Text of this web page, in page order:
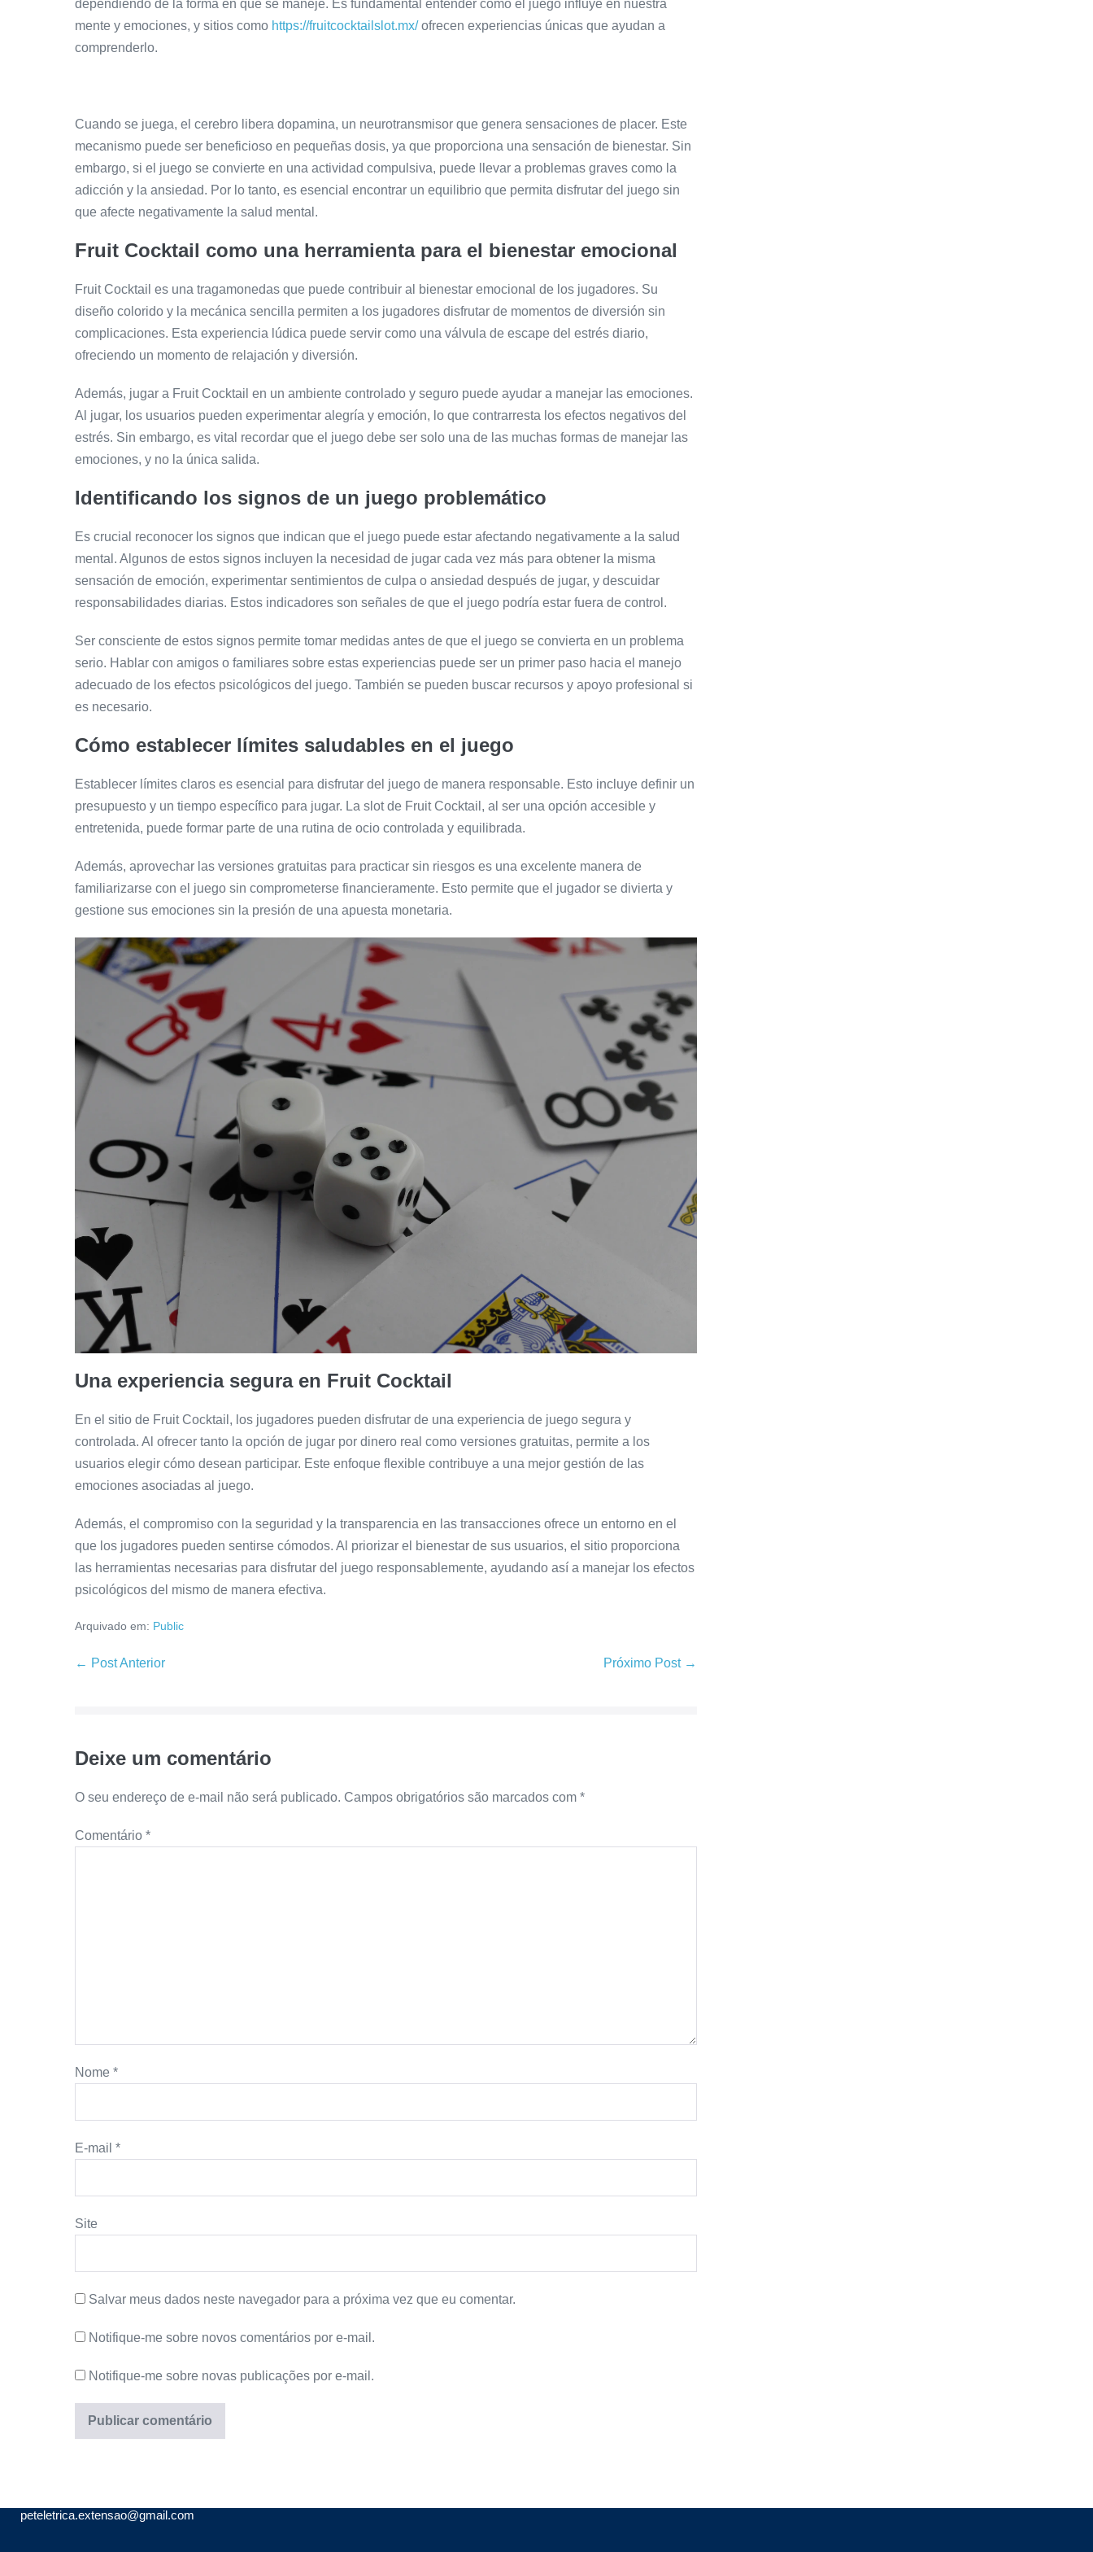
dependiendo de la forma en que se maneje. Es fundamental entender cómo el juego influye en nuestra
mente y emociones, y sitios como https://fruitcocktailslot.mx/ofrecen experiencias únicas que ayudan a
comprenderlo.
Cuando se juega, el cerebro libera dopamina, un neurotransmisor que genera sensaciones de placer. Este
mecanismo puede ser beneficioso en pequeñas dosis, ya que proporciona una sensación de bienestar. Sin
embargo, si el juego se convierte en una actividad compulsiva, puede llevar a problemas graves como la
adicción y la ansiedad. Por lo tanto, es esencial encontrar un equilibrio que permita disfrutar del juego sin
que afecte negativamente la salud mental.
Fruit Cocktail como una herramienta para el bienestar emocional
Fruit Cocktail es una tragamonedas que puede contribuir al bienestar emocional de los jugadores. Su
diseño colorido y la mecánica sencilla permiten a los jugadores disfrutar de momentos de diversión sin
complicaciones. Esta experiencia lúdica puede servir como una válvula de escape del estrés diario,
ofreciendo un momento de relajación y diversión.
Además, jugar a Fruit Cocktail en un ambiente controlado y seguro puede ayudar a manejar las emociones.
Al jugar, los usuarios pueden experimentar alegría y emoción, lo que contrarresta los efectos negativos del
estrés. Sin embargo, es vital recordar que el juego debe ser solo una de las muchas formas de manejar las
emociones, y no la única salida.
Identificando los signos de un juego problemático
Es crucial reconocer los signos que indican que el juego puede estar afectando negativamente a la salud
mental. Algunos de estos signos incluyen la necesidad de jugar cada vez más para obtener la misma
sensación de emoción, experimentar sentimientos de culpa o ansiedad después de jugar, y descuidar
responsabilidades diarias. Estos indicadores son señales de que el juego podría estar fuera de control.
Ser consciente de estos signos permite tomar medidas antes de que el juego se convierta en un problema
serio. Hablar con amigos o familiares sobre estas experiencias puede ser un primer paso hacia el manejo
adecuado de los efectos psicológicos del juego. También se pueden buscar recursos y apoyo profesional si
es necesario.
Cómo establecer límites saludables en el juego
Establecer límites claros es esencial para disfrutar del juego de manera responsable. Esto incluye definir un
presupuesto y un tiempo específico para jugar. La slot de Fruit Cocktail, al ser una opción accesible y
entretenida, puede formar parte de una rutina de ocio controlada y equilibrada.
Además, aprovechar las versiones gratuitas para practicar sin riesgos es una excelente manera de
familiarizarse con el juego sin comprometerse financieramente. Esto permite que el jugador se divierta y
gestione sus emociones sin la presión de una apuesta monetaria.
Una experiencia segura en Fruit Cocktail
En el sitio de Fruit Cocktail, los jugadores pueden disfrutar de una experiencia de juego segura y
controlada. Al ofrecer tanto la opción de jugar por dinero real como versiones gratuitas, permite a los
usuarios elegir cómo desean participar. Este enfoque flexible contribuye a una mejor gestión de las
emociones asociadas al juego.
Además, el compromiso con la seguridad y la transparencia en las transacciones ofrece un entorno en el
que los jugadores pueden sentirse cómodos. Al priorizar el bienestar de sus usuarios, el sitio proporciona
las herramientas necesarias para disfrutar del juego responsablemente, ayudando así a manejar los efectos
psicológicos del mismo de manera efectiva.
Arquivado em: Public
Navegação
← Post Anterior Próximo Post →
Deixe um comentário
O seu endereço de e-mail não será publicado. Campos obrigatórios são marcados com *
Comentário *
Nome *
E-mail *
Site
Salvar meus dados neste navegador para a próxima vez que eu comentar.
Notifique-me sobre novos comentários por e-mail.
Notifique-me sobre novas publicações por e-mail.